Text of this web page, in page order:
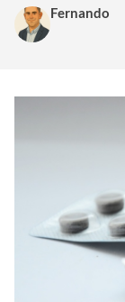
Fernando